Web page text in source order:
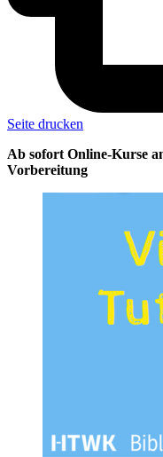
Seite drucken
Ab sofort Online-Kurse
Vorbereitung